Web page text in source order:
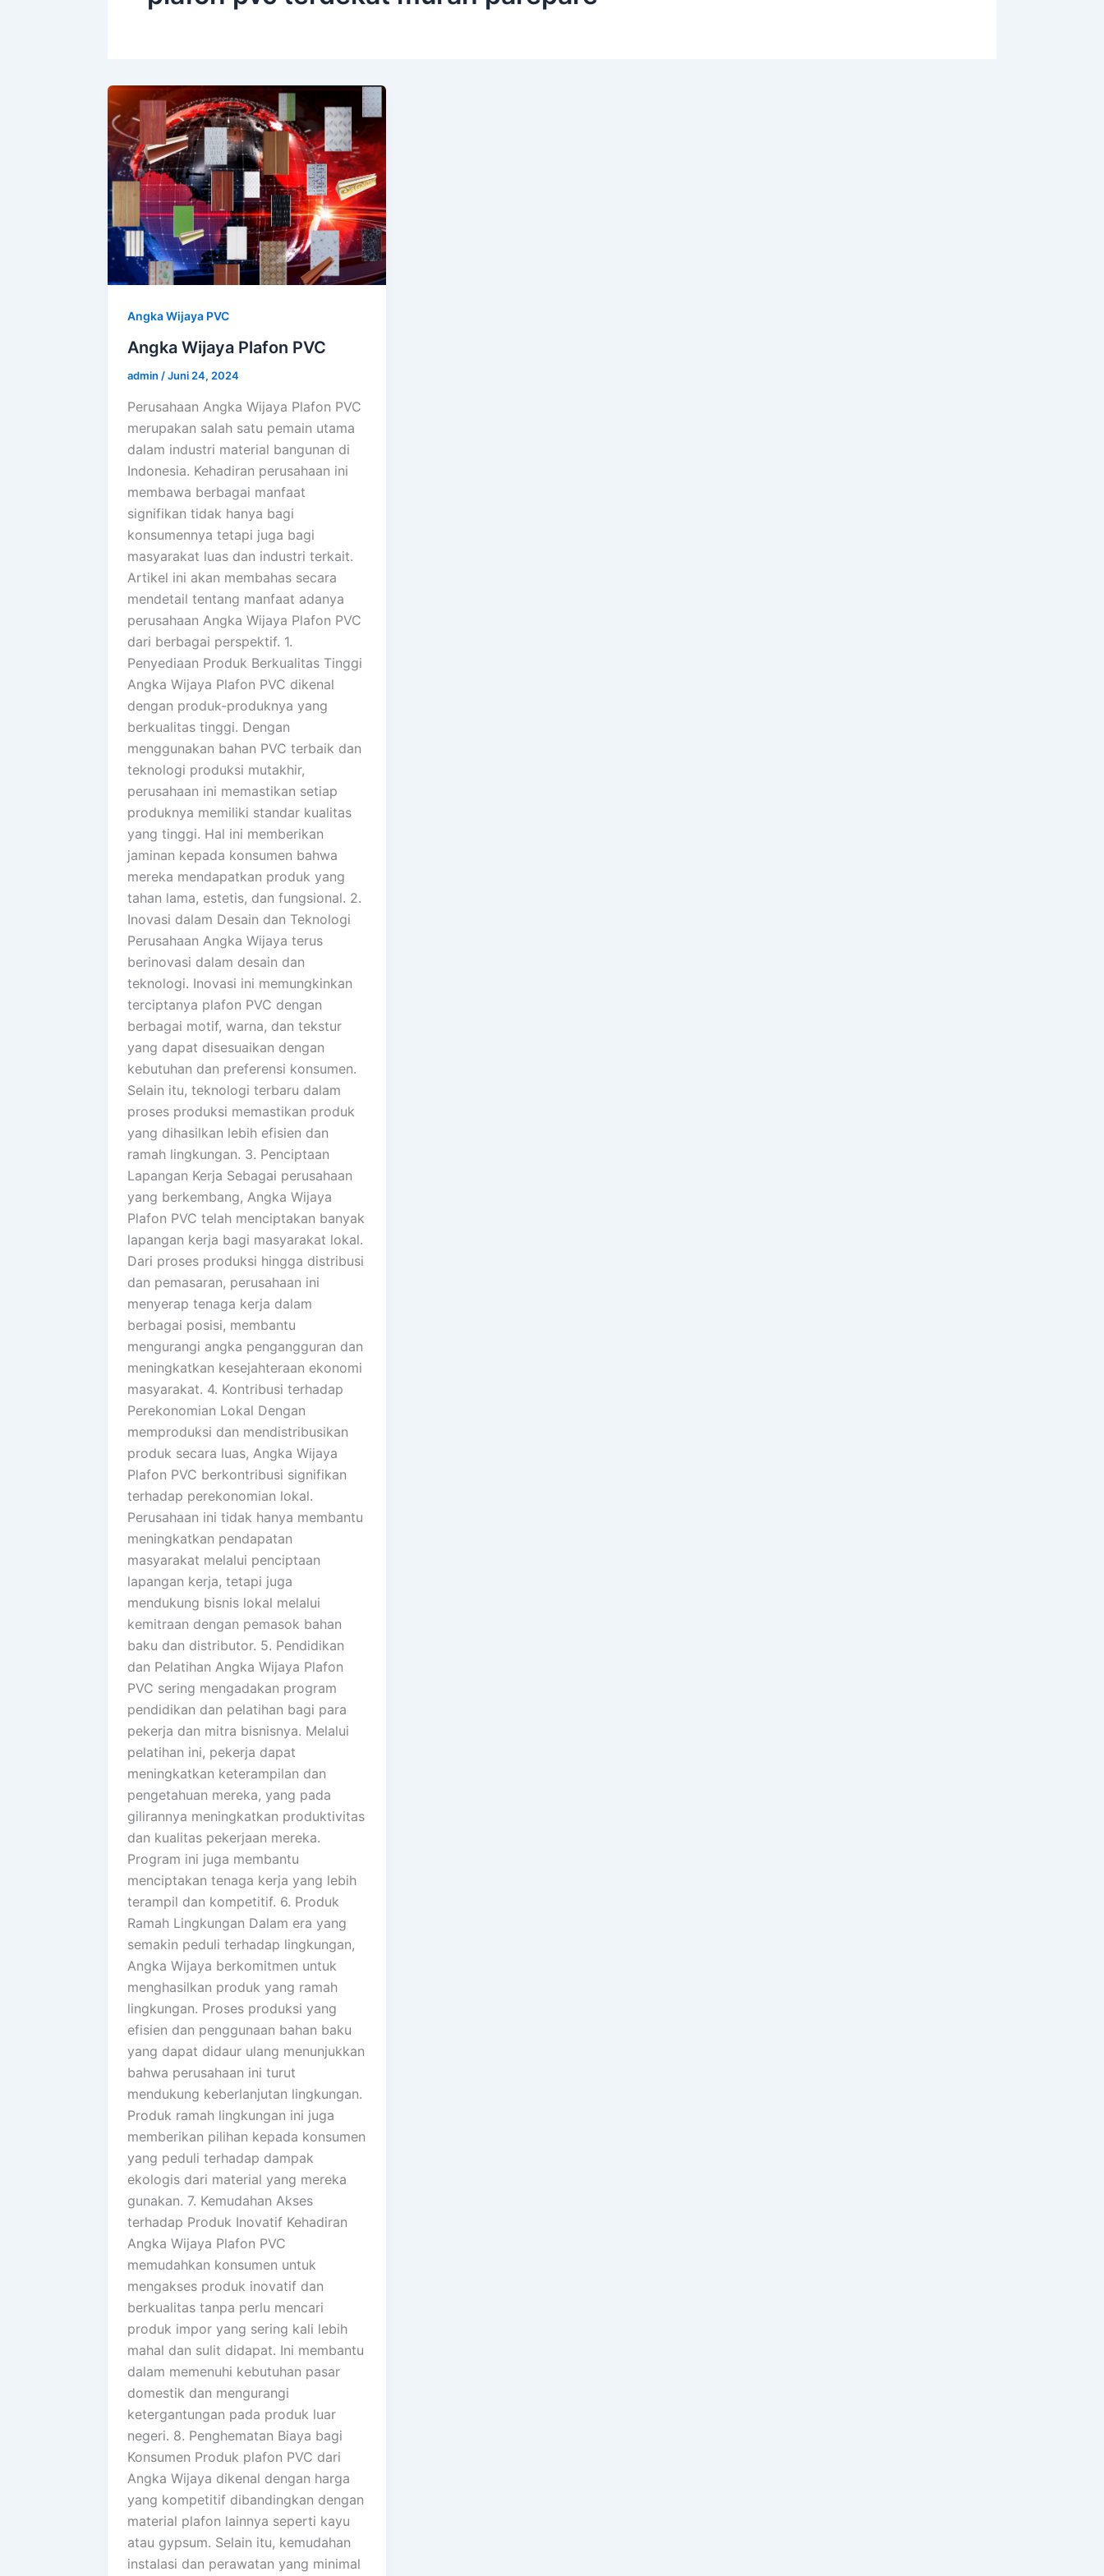
Angka Wijaya PVC
Angka Wijaya Plafon PVC
admin /Juni 24, 2024
Perusahaan Angka Wijaya Plafon PVC
merupakan salah satu pemain utama
dalam industri material bangunan di
Indonesia. Kehadiran perusahaan ini
membawa berbagai manfaat
signifikan tidak hanya bagi
konsumennya tetapi juga bagi
masyarakat luas dan industri terkait.
Artikel ini akan membahas secara
mendetail tentang manfaat adanya
perusahaan Angka Wijaya Plafon PVC
dari berbagai perspektif. 1.
Penyediaan Produk Berkualitas Tinggi
Angka Wijaya Plafon PVC dikenal
dengan produk-produknya yang
berkualitas tinggi. Dengan
menggunakan bahan PVC terbaik dan
teknologi produksi mutakhir,
perusahaan ini memastikan setiap
produknya memiliki standar kualitas
yang tinggi. Hal ini memberikan
jaminan kepada konsumen bahwa
mereka mendapatkan produk yang
tahan lama, estetis, dan fungsional. 2.
Inovasi dalam Desain dan Teknologi
Perusahaan Angka Wijaya terus
berinovasi dalam desain dan
teknologi. Inovasi ini memungkinkan
terciptanya plafon PVC dengan
berbagai motif, warna, dan tekstur
yang dapat disesuaikan dengan
kebutuhan dan preferensi konsumen.
Selain itu, teknologi terbaru dalam
proses produksi memastikan produk
yang dihasilkan lebih efisien dan
ramah lingkungan. 3. Penciptaan
Lapangan Kerja Sebagai perusahaan
yang berkembang, Angka Wijaya
Plafon PVC telah menciptakan banyak
lapangan kerja bagi masyarakat lokal.
Dari proses produksi hingga distribusi
dan pemasaran, perusahaan ini
menyerap tenaga kerja dalam
berbagai posisi, membantu
mengurangi angka pengangguran dan
meningkatkan kesejahteraan ekonomi
masyarakat. 4. Kontribusi terhadap
Perekonomian Lokal Dengan
memproduksi dan mendistribusikan
produk secara luas, Angka Wijaya
Plafon PVC berkontribusi signifikan
terhadap perekonomian lokal.
Perusahaan ini tidak hanya membantu
meningkatkan pendapatan
masyarakat melalui penciptaan
lapangan kerja, tetapi juga
mendukung bisnis lokal melalui
kemitraan dengan pemasok bahan
baku dan distributor. 5. Pendidikan
dan Pelatihan Angka Wijaya Plafon
PVC sering mengadakan program
pendidikan dan pelatihan bagi para
pekerja dan mitra bisnisnya. Melalui
pelatihan ini, pekerja dapat
meningkatkan keterampilan dan
pengetahuan mereka, yang pada
gilirannya meningkatkan produktivitas
dan kualitas pekerjaan mereka.
Program ini juga membantu
menciptakan tenaga kerja yang lebih
terampil dan kompetitif. 6. Produk
Ramah Lingkungan Dalam era yang
semakin peduli terhadap lingkungan,
Angka Wijaya berkomitmen untuk
menghasilkan produk yang ramah
lingkungan. Proses produksi yang
efisien dan penggunaan bahan baku
yang dapat didaur ulang menunjukkan
bahwa perusahaan ini turut
mendukung keberlanjutan lingkungan.
Produk ramah lingkungan ini juga
memberikan pilihan kepada konsumen
yang peduli terhadap dampak
ekologis dari material yang mereka
gunakan. 7. Kemudahan Akses
terhadap Produk Inovatif Kehadiran
Angka Wijaya Plafon PVC
memudahkan konsumen untuk
mengakses produk inovatif dan
berkualitas tanpa perlu mencari
produk impor yang sering kali lebih
mahal dan sulit didapat. Ini membantu
dalam memenuhi kebutuhan pasar
domestik dan mengurangi
ketergantungan pada produk luar
negeri. 8. Penghematan Biaya bagi
Konsumen Produk plafon PVC dari
Angka Wijaya dikenal dengan harga
yang kompetitif dibandingkan dengan
material plafon lainnya seperti kayu
atau gypsum. Selain itu, kemudahan
instalasi dan perawatan yang minimal